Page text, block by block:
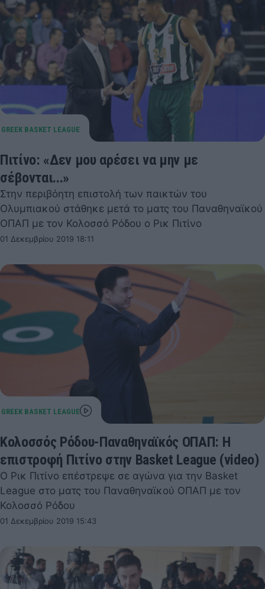
Πιτίνο: «Δεν μου αρέσει να μην με
σέβονται...»
Στην περιβόητη επιστολή των παικτών του
Ολυμπιακού στάθηκε μετά το ματς του Παναθηναϊκού
ΟΠΑΠ με τον Κολοσσό Ρόδου ο Ρικ Πιτίνο
01 Δεκεμβρίου 2019 18:11
Κολοσσός Ρόδου-Παναθηναϊκός ΟΠΑΠ: Η
επιστροφή Πιτίνο στην Basket League (video)
Ο Ρικ Πιτίνο επέστρεψε σε αγώνα για την Basket
League στο ματς του Παναθηναϊκού ΟΠΑΠ με τον
Κολοσσό Ρόδου
01 Δεκεμβρίου 2019 15:43